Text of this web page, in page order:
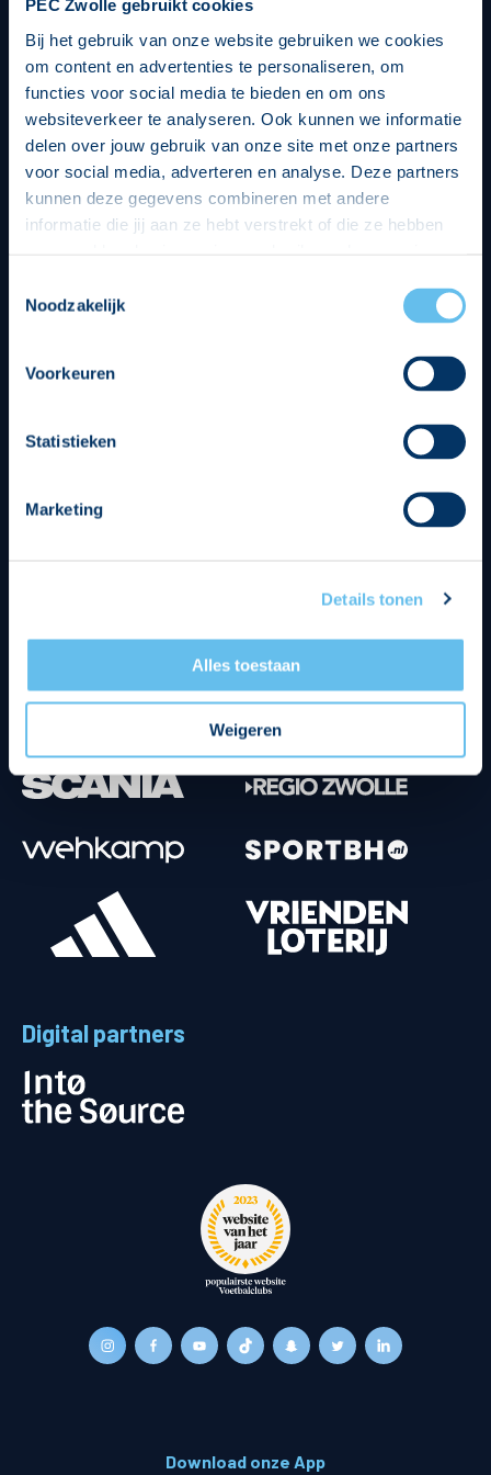
PEC Zwolle gebruikt cookies
Bij het gebruik van onze website gebruiken we cookies
om content en advertenties te personaliseren, om
functies voor social media te bieden en om ons
websiteverkeer te analyseren. Ook kunnen we informatie
delen over jouw gebruik van onze site met onze partners
voor social media, adverteren en analyse. Deze partners
kunnen deze gegevens combineren met andere
informatie die jij aan ze hebt verstrekt of die ze hebben
op een veilige en integere wijze. Je kunt je toestemming
beheren op de privacy- en cookieverklaring pagina.
Noodzakelijk
Voorkeuren
Statistieken
Marketing
Details tonen
Alles toestaan
Weigeren
Digital partners
Download onze App